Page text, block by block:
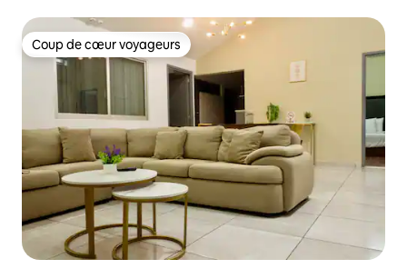
Coup de cœur voyageurs
Coup de cœur voyageurs